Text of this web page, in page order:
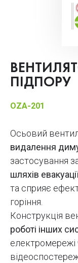
ПІДПОРУ
OZA-201
Осьовий
видалення
застосування
шляхів
та сприяє
горіння.
Конструкція
роботі інших
електромережі